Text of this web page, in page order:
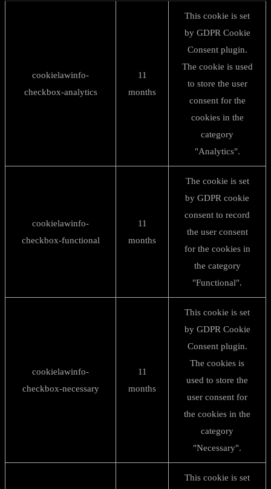
cookielawinfo-
checkbox-analytics
11
months
This cookie is set
by GDPR Cookie
Consent plugin.
The cookie is used
to store the user
consent for the
cookies in the
category
"Analytics".
cookielawinfo-
checkbox-functional
11
months
The cookie is set
by GDPR cookie
consent to record
the user consent
for the cookies in
the category
"Functional".
cookielawinfo-
checkbox-necessary
11
months
This cookie is set
by GDPR Cookie
Consent plugin.
The cookies is
used to store the
user consent for
the cookies in the
category
"Necessary".
This cookie is set